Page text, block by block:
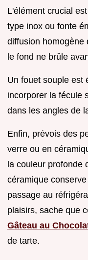
L'élément crucial
type inox ou fonte
diffusion homogène
le fond ne brûle
Un fouet souple est
incorporer la fécule
dans les angles de
Enfin, prévois des
verre ou en
la couleur profonde
céramique
passage au
plaisirs, sache que
Gâteau au
de tarte.